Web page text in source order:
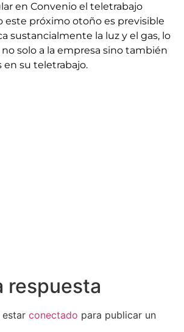
en Convenio el teletrabajo
este próximo otoño es previsible
sustancialmente la luz y el gas, lo
solo a la empresa sino también
en su teletrabajo.
respuesta
estar conectado para publicar un